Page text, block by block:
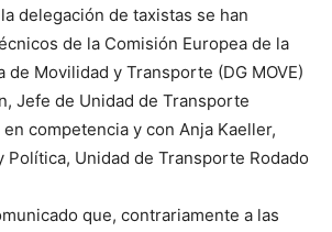
delegación de taxistas se han
de la Comisión Europea de la
de Movilidad y Transporte (DG MOVE)
Jefe de Unidad de Transporte
competencia y con Anja Kaeller,
Política, Unidad de Transporte Rodado
que, contrariamente a las